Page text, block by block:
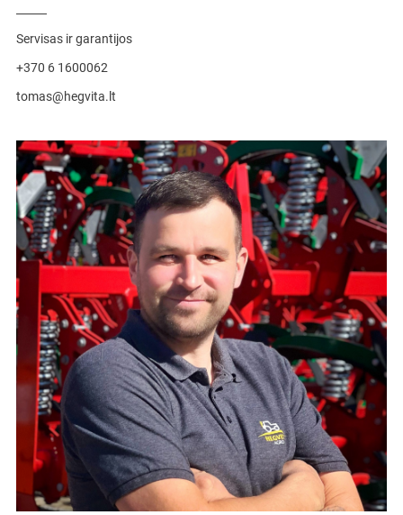
Servisas ir garantijos
+370 6 1600062
tomas@hegvita.lt